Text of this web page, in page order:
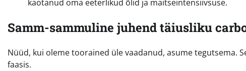
kaotanud oma eeterlikud õlid ja maitseintensiivsuse.
Samm-sammuline juhend täiusliku
Nüüd, kui oleme toorained üle vaadanud, asume tegutsema.
faasis.